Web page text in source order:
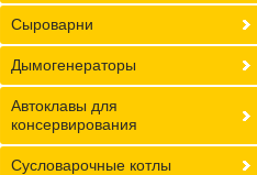
Сыроварни
Дымогенераторы
Автоклавы для
консервирования
Сусловарочные котлы